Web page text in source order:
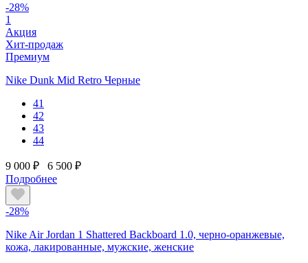
-28%
1
Акция
Хит-продаж
Премиум
Nike Dunk Mid Retro Черные
41
42
43
44
9 000 ₽
6 500 ₽
Подробнее
-28%
Nike Air Jordan 1 Shattered Backboard 1.0, черно-оранжевые,
кожа, лакированные, мужские, женские